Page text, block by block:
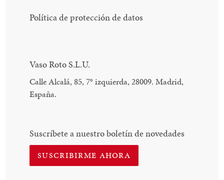
Política de protección de datos
Vaso Roto S.L.U.
Calle Alcalá, 85, 7° izquierda, 28009. Madrid,
España.
Suscríbete a nuestro boletín de novedades
SUSCRIBIRME AHORA